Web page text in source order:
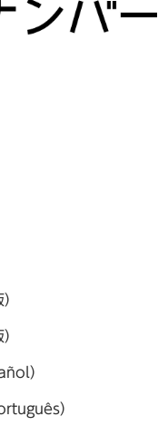
）
）